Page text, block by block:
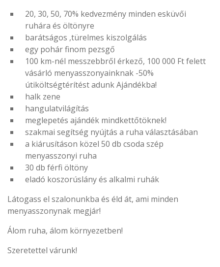
20, 30, 50, 70% kedvezmény minden esküvői
ruhára és öltönyre
barátságos ,türelmes kiszolgálás
egy pohár finom pezsgő
100 km-nél messzebbről érkező, 100 000 Ft felett
vásárló menyasszonyainknak -50%
útiköltségtérítést adunk Ajándékba!
halk zene
hangulatvilágítás
meglepetés ajándék mindkettőtöknek!
szakmai segítség nyújtás a ruha választásában
a kiárusításon közel 50 db csoda szép
menyasszonyi ruha
30 db férfi öltöny
eladó koszorúslány és alkalmi ruhák
Látogass el szalonunkba és éld át, ami minden
menyasszonynak megjár!
Álom ruha, álom környezetben!
Szeretettel várunk!